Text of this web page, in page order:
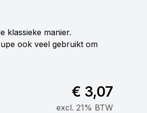
klassieke manier.
ook veel gebruikt om
€ 3,07
excl. 21% BTW